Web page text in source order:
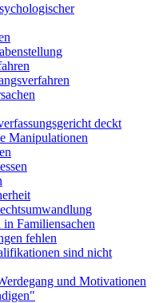
deckt
Manipulationen
Familiensachen
fehlen
sind nicht
und Motivationen